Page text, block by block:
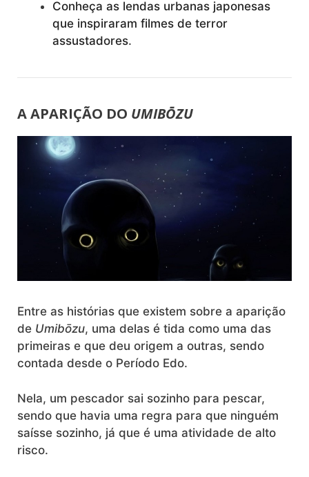
Conheça as lendas urbanas japonesas
que inspiraram filmes de terror
assustadores.
A APARIÇÃO DO UMIBŌZU
Entre as histórias que existem sobre a aparição
de Umibōzu, uma delas é tida como uma das
primeiras e que deu origem a outras, sendo
contada desde o Período Edo.
Nela, um pescador sai sozinho para pescar,
sendo que havia uma regra para que ninguém
saísse sozinho, já que é uma atividade de alto
risco.